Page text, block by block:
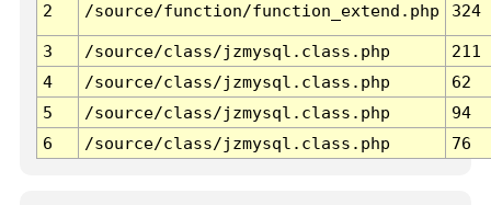
2 /source/function/function_extend.php 324
3 /source/class/jzmysql.class.php
211
4
/source/class/jzmysql.class.php
62
5
/source/class/jzmysql.class.php
94
6
/source/class/jzmysql.class.php 76